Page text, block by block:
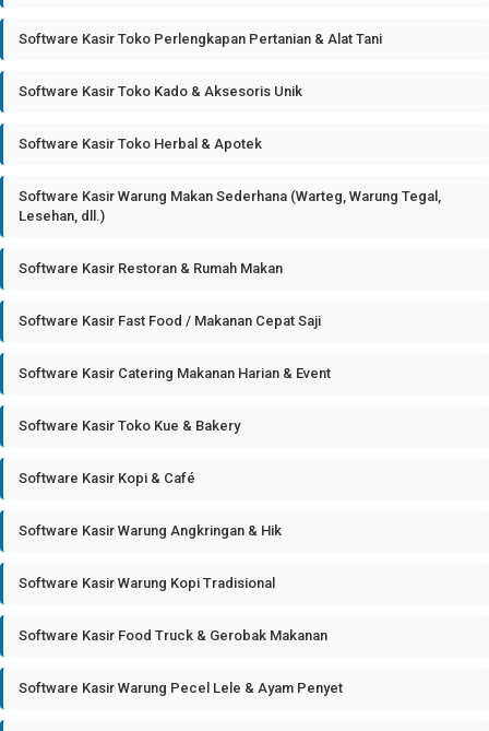
Software Kasir Toko Perlengkapan Pertanian & Alat Tani
Software Kasir Toko Kado & Aksesoris Unik
Software Kasir Toko Herbal & Apotek
Software Kasir Warung Makan Sederhana (Warteg, Warung Tegal,
Lesehan, dll.)
Software Kasir Restoran & Rumah Makan
Software Kasir Fast Food / Makanan Cepat Saji
Software Kasir Catering Makanan Harian & Event
Software Kasir Toko Kue & Bakery
Software Kasir Kopi & Café
Software Kasir Warung Angkringan & Hik
Software Kasir Warung Kopi Tradisional
Software Kasir Food Truck & Gerobak Makanan
Software Kasir Warung Pecel Lele & Ayam Penyet